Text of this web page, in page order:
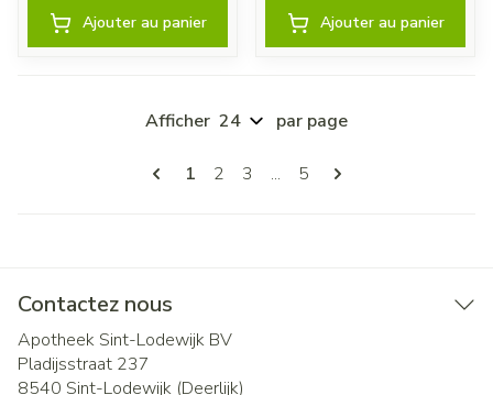
Ajouter au panier Ajouter au panier
Pages
Vous lisez actuellement la page
1 Page
2 Page
3 ... Page
5
Afficher par page
Contactez nous
Apotheek Sint-Lodewijk BV
Pladijsstraat 237
8540 Sint-Lodewijk (Deerlijk)